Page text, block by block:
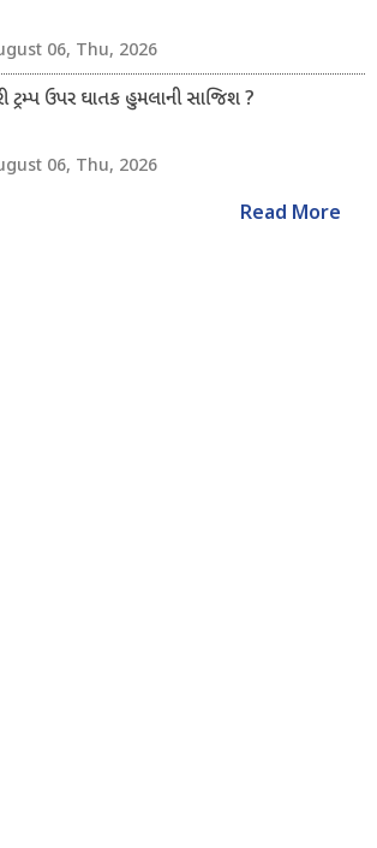
06, Thu, 2026
ટ્રમ્પ ઉપર ઘાતક હુમલાની સાજિશ ?
06, Thu, 2026
Read More